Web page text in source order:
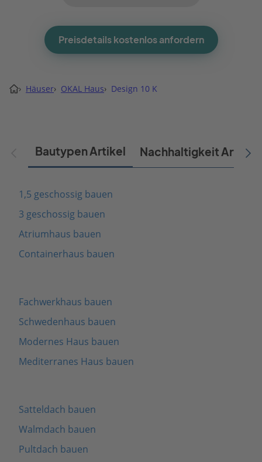
Preisdetails kostenlos anfordern
› Häuser› OKAL Haus› Design 10 K
Bautypen Artikel Nachhaltigkeit Artikel
1,5 geschossig bauen
3 geschossig bauen
Atriumhaus bauen
Containerhaus bauen
Fachwerkhaus bauen
Schwedenhaus bauen
Modernes Haus bauen
Mediterranes Haus bauen
Satteldach bauen
Walmdach bauen
Pultdach bauen